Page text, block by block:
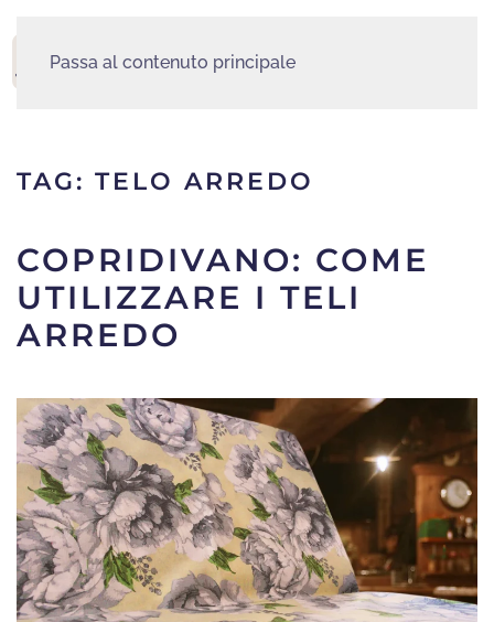
Passa al contenuto principale
TAG: TELO ARREDO
COPRIDIVANO: COME
UTILIZZARE I TELI
ARREDO